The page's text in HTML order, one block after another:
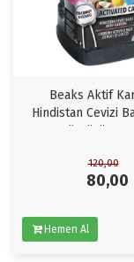
Beaks Aktif
Hindistan Cevizi
Kömürü 150
120,00
80,00
Hemen Al